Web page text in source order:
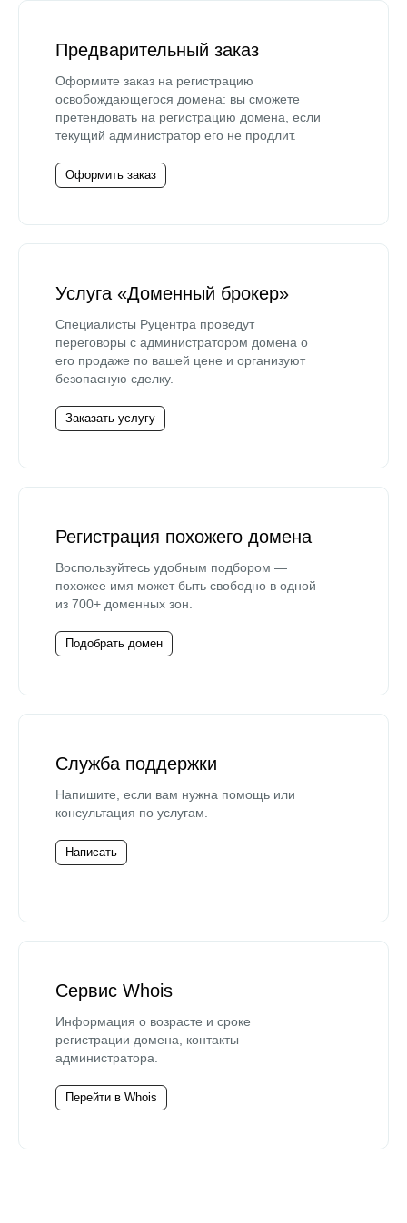
Предварительный заказ
Оформите заказ на регистрацию
освобождающегося домена: вы сможете
претендовать на регистрацию домена, если
текущий администратор его не продлит.
Оформить заказ
Услуга «Доменный брокер»
Специалисты Руцентра проведут
переговоры с администратором домена о
его продаже по вашей цене и организуют
безопасную сделку.
Заказать услугу
Регистрация похожего домена
Воспользуйтесь удобным подбором —
похожее имя может быть свободно в одной
из 700+ доменных зон.
Подобрать домен
Служба поддержки
Напишите, если вам нужна помощь или
консультация по услугам.
Написать
Сервис Whois
Информация о возрасте и сроке
регистрации домена, контакты
администратора.
Перейти в Whois